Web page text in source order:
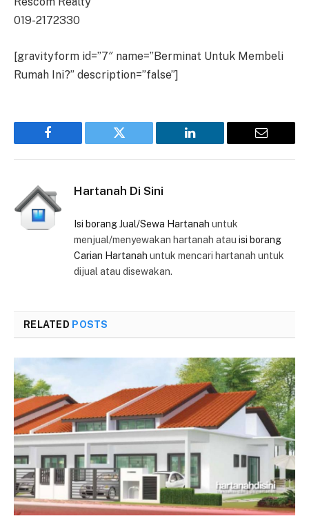
019-2172330
[gravityform id=”7″ name=”Berminat Untuk Membeli
Rumah Ini?” description=”false”]
Facebook Twitter LinkedIn Email
Hartanah Di Sini
Isi borang Jual/Sewa Hartanah untuk
menjual/menyewakan hartanah atau isi borang
Carian Hartanah untuk mencari hartanah untuk
dijual atau disewakan.
RELATED POSTS